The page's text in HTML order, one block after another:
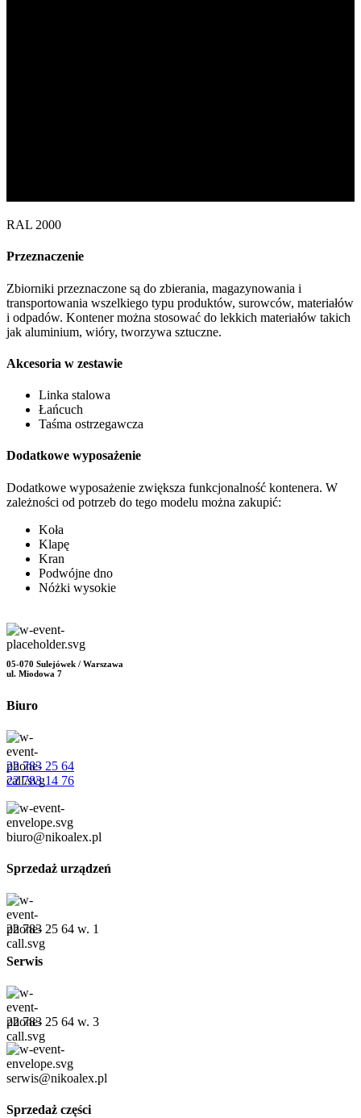
RAL 2000
Przeznaczenie
Zbiorniki przeznaczone są do zbierania, magazynowania i
transportowania wszelkiego typu produktów, surowców, materiałów
i odpadów. Kontener można stosować do lekkich materiałów takich
jak aluminium, wióry, tworzywa sztuczne.
Akcesoria w zestawie
Linka stalowa
Łańcuch
Taśma ostrzegawcza
Dodatkowe wyposażenie
Dodatkowe wyposażenie zwiększa funkcjonalność kontenera. W
zależności od potrzeb do tego modelu można zakupić:
Koła
Klapę
Kran
Podwójne dno
Nóżki wysokie
05-070 Sulejówek / Warszawa
ul. Miodowa 7
Biuro
22 783 25 64
22 783 14 76
biuro@nikoalex.pl
Sprzedaż urządzeń
22 783 25 64 w. 1
Serwis
22 783 25 64 w. 3
serwis@nikoalex.pl
Sprzedaż części